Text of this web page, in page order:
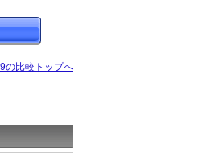
の比較トップへ